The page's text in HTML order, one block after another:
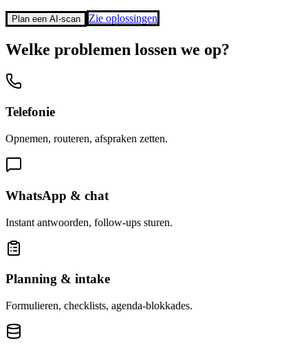
Plan een AI-scan Zie oplossingen
Welke problemen lossen we op?
Telefonie
Opnemen, routeren, afspraken zetten.
WhatsApp & chat
Instant antwoorden, follow-ups sturen.
Planning & intake
Formulieren, checklists, agenda-blokkades.